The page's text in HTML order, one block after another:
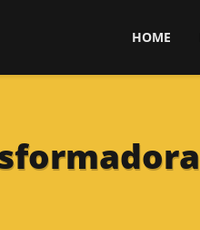
HOME